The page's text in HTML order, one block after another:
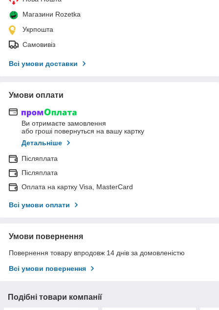
Магазини Rozetka
Укрпошта
Самовивіз
Всі умови доставки
Умови оплати
Ви отримаєте замовлення
або гроші повернуться на вашу картку
Детальніше
Післяплата
Післяплата
Оплата на картку Visa, MasterCard
Всі умови оплати
Умови повернення
Повернення товару впродовж 14 днів за домовленістю
Всі умови повернення
Подібні товари компанії